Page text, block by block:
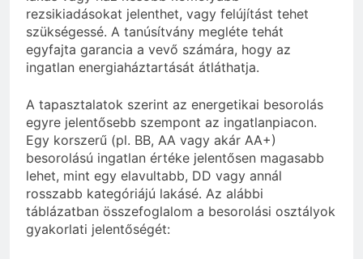
rezsikiadásokat jelenthet, vagy felújítást tehet
szükségessé. A tanúsítvány megléte tehát
egyfajta garancia a vevő számára, hogy az
ingatlan energiaháztartását átláthatja.
A tapasztalatok szerint az energetikai besorolás
egyre jelentősebb szempont az ingatlanpiacon.
Egy korszerű (pl. BB, AA vagy akár AA+)
besorolású ingatlan értéke jelentősen magasabb
lehet, mint egy elavultabb, DD vagy annál
rosszabb kategóriájú lakásé. Az alábbi
táblázatban összefoglalom a besorolási osztályok
gyakorlati jelentőségét: